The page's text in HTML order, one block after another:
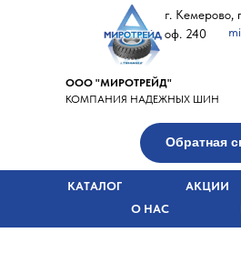
г. Кемерово,
оф. 240
Обратная
КАТАЛОГ
АКЦИИ
О НАС
ООО "МИРОТРЕЙД"
КОМПАНИЯ НАДЕЖНЫХ ШИН